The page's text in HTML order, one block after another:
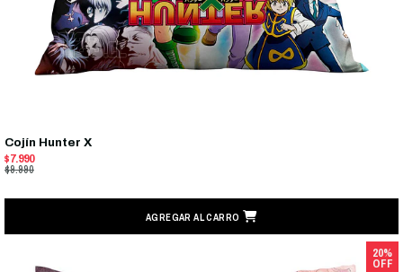
Cojín Hunter X
$7.990
$9.990
AGREGAR AL CARRO
20%
OFF